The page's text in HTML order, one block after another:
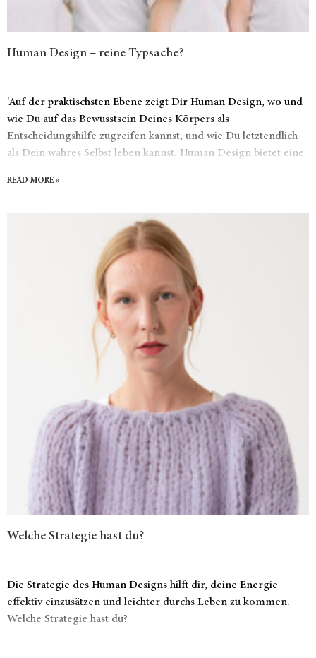
Human Design – reine Typsache?
‘Auf der praktischsten Ebene zeigt Dir Human Design, wo und
wie Du auf das Bewusstsein Deines Körpers als
Entscheidungshilfe zugreifen kannst, und wie Du letztendlich
als Dein wahres Selbst leben kannst. Human Design bietet eine
wahren Selbst entspricht. Wenn Du in Balance mit Deiner
READ MORE »
Welche Strategie hast du?
Die Strategie des Human Designs hilft dir, deine Energie
effektiv einzusätzen und leichter durchs Leben zu kommen.
Welche Strategie hast du?